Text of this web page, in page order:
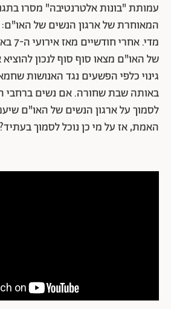
עמותת "בונות אלטרנטיבה" מסרו
המאוחרת של ארגון הנשים של
מדי.
של האו"ם מצאו סוף סוף לנכון
גינוי כלפי הפשעים נגד האנושות
באותה שבת שחורה. אם נשים ברחבי
לסמוך על ארגון הנשים של האו"ם
האמת, אז על מי כן נוכל לסמוך